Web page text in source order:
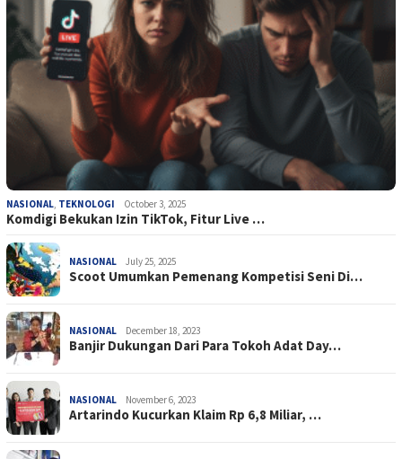
NASIONAL, TEKNOLOGI October 3, 2025
Komdigi Bekukan Izin TikTok, Fitur Live …
NASIONAL July 25, 2025
Scoot Umumkan Pemenang Kompetisi Seni Di…
NASIONAL December 18, 2023
Banjir Dukungan Dari Para Tokoh Adat Day…
NASIONAL November 6, 2023
Artarindo Kucurkan Klaim Rp 6,8 Miliar, …